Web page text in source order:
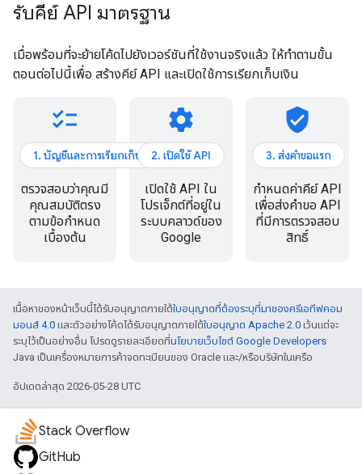
รับคีย์ API มาตรฐาน
เมื่อพร้อมที่จะย้ายโค้ดไปยังเวอร์ชันที่ใช้งานจริงแล้ว ให้ทำตามขั้น
ตอนต่อไปนี้เพื่อ สร้างคีย์ API และเปิดใช้การเรียกเก็บเงิน
checklist
1. บัญชีและการเรียกเก็บเงิน
ตรวจสอบว่าคุณมี
คุณสมบัติตรง
ตามข้อกำหนด
เบื้องต้น
settings
2. เปิดใช้ API
เปิดใช้ API ใน
โปรเจ็กต์ที่อยู่ใน
ระบบคลาวด์ของ
Google
verified_user
3. ส่งคำขอแรก
กำหนดค่าคีย์ API
เพื่อส่งคำขอ API
ที่มีการตรวจสอบ
สิทธิ์
เนื้อหาของหน้าเว็บนี้ได้รับอนุญาตภายใต้ใบอนุญาตที่ต้องระบุที่มาของครีเอทีฟคอม
มอนส์ 4.0 และตัวอย่างโค้ดได้รับอนุญาตภายใต้ใบอนุญาต Apache 2.0 เว้นแต่จะ
ระบุไว้เป็นอย่างอื่น โปรดดูรายละเอียดที่นโยบายเว็บไซต์ Google Developers
Java เป็นเครื่องหมายการค้าจดทะเบียนของ Oracle และ/หรือบริษัทในเครือ
อัปเดตล่าสุด 2026-05-28 UTC
Stack Overflow
GitHub